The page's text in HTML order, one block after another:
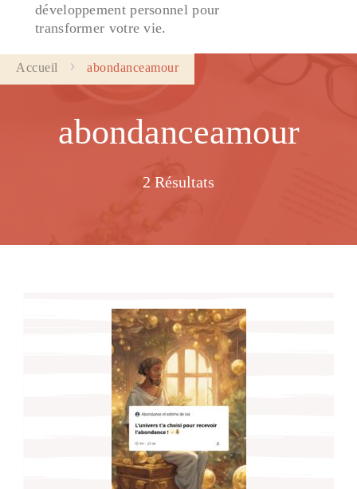
développement personnel pour
transformer votre vie.
Accueil abondanceamour
abondanceamour
2 Résultats